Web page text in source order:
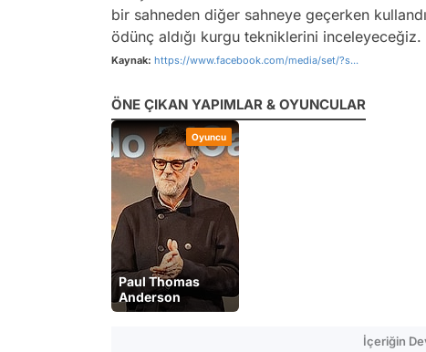
bir sahneden diğer sahneye geçerken
ödünç aldığı kurgu tekniklerini inceleyeceğiz.
Kaynak: https://www.facebook.com/media/set/?s...
ÖNE ÇIKAN YAPIMLAR & OYUNCULAR
Oyuncu
Paul Thomas
Anderson
İçeriğin